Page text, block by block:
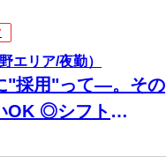
エリア/夜勤）
"採用"って―。その
OK ◎シフト